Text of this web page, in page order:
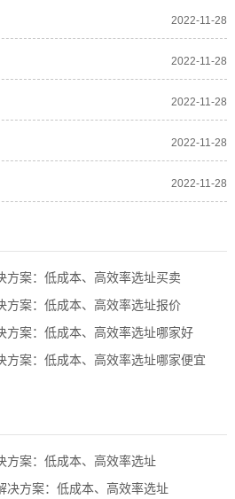
2022-11-28
2022-11-28
2022-11-28
2022-11-28
2022-11-28
方案：低成本、高效率选址买卖
方案：低成本、高效率选址报价
方案：低成本、高效率选址哪家好
方案：低成本、高效率选址哪家便宜
方案：低成本、高效率选址
决方案：低成本、高效率选址